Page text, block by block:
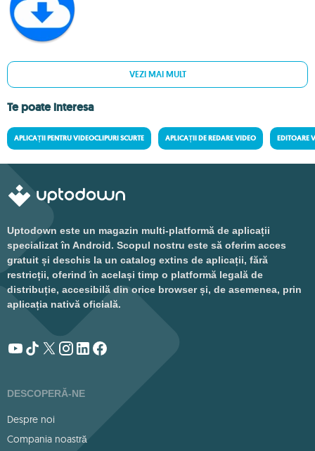
VEZI MAI MULT
Te poate interesa
APLICAȚII PENTRU VIDEOCLIPURI SCURTE APLICAȚII DE REDARE VIDEO EDITOARE
Uptodown este un magazin multi-platformă de aplicații
specializat în Android. Scopul nostru este să oferim acces
gratuit și deschis la un catalog extins de aplicații, fără
restricții, oferind în același timp o platformă legală de
distribuție, accesibilă din orice browser și, de asemenea, prin
aplicația nativă oficială.
DESCOPERĂ-NE
Despre noi
Compania noastră